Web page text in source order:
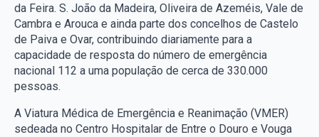
da Feira. S. João da Madeira, Oliveira de Azeméis, Vale de
Cambra e Arouca e ainda parte dos concelhos de Castelo
de Paiva e Ovar, contribuindo diariamente para a
capacidade de resposta do número de emergência
nacional 112 a uma população de cerca de 330.000
pessoas.
A Viatura Médica de Emergência e Reanimação (VMER)
sedeada no Centro Hospitalar de Entre o Douro e Vouga